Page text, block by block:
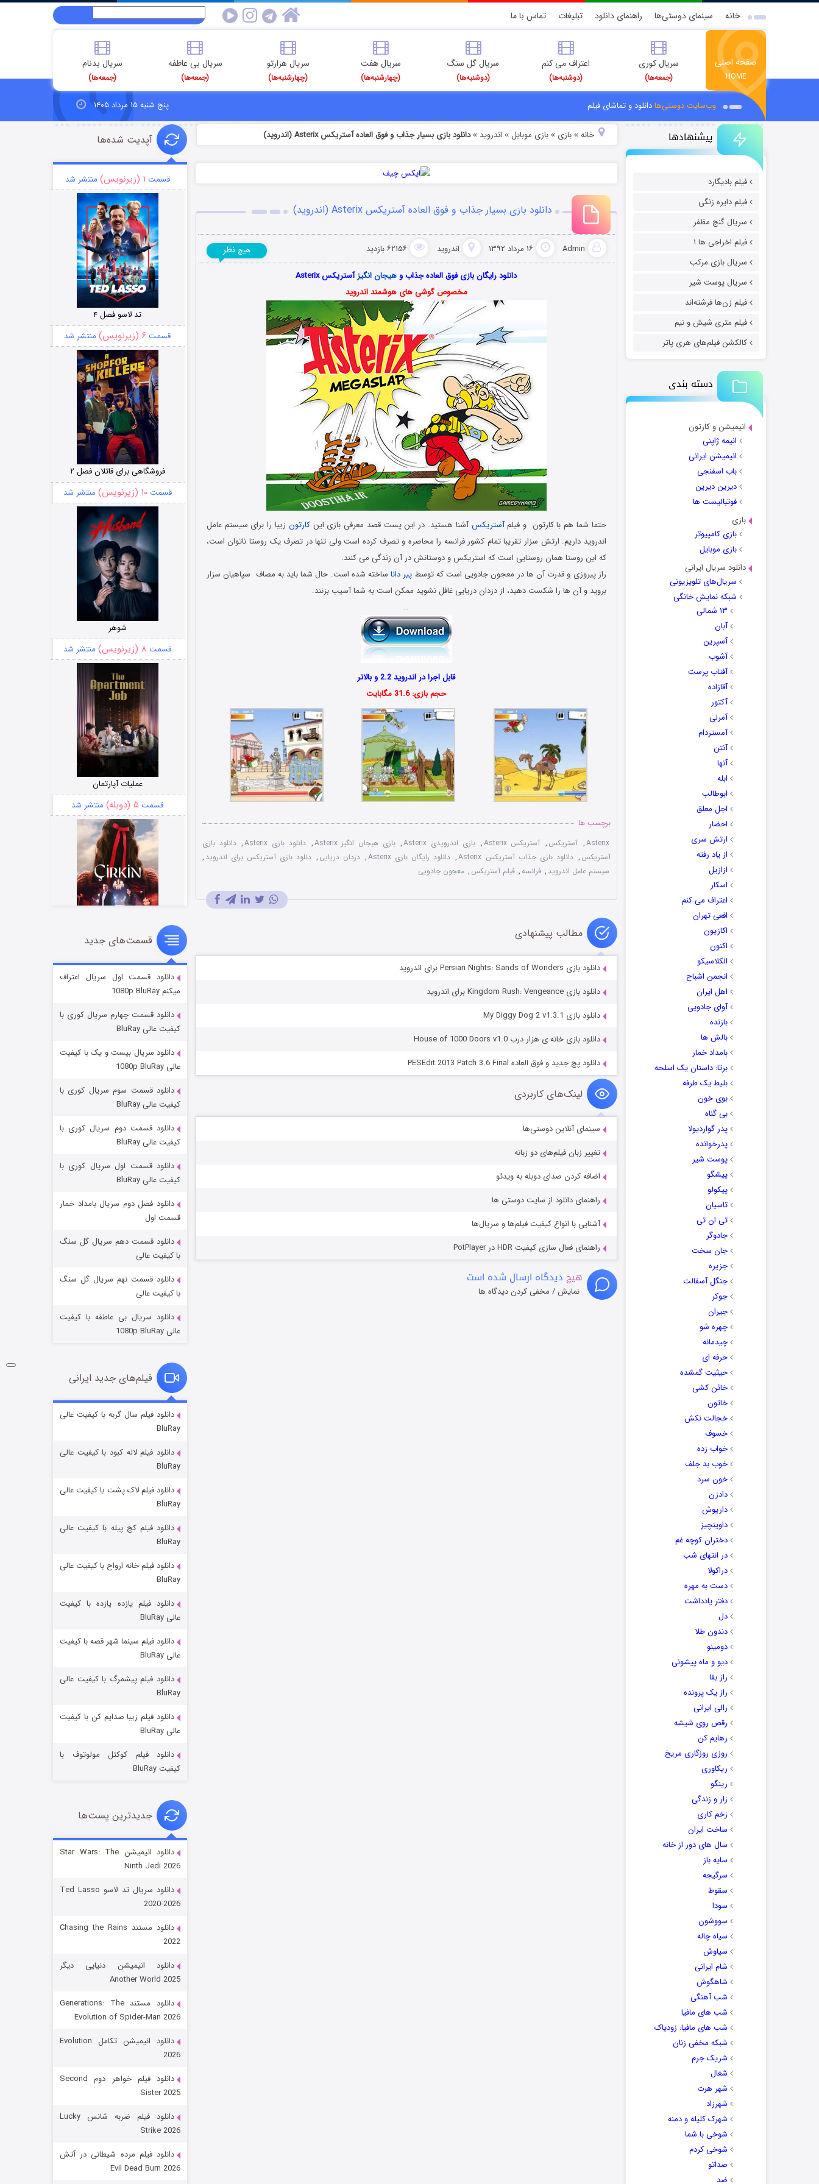
خانه سینمای دوستی‌ها راهنمای دانلود تبلیغات تماس با ما
صفحه اصلی
HOME
سریال کوری
(جمعه‌ها)
اعتراف می کنم
(دوشنبه‌ها)
سریال گل سنگ
(دوشنبه‌ها)
سریال هفت
(چهارشنبه‌ها)
سریال هزارتو
(چهارشنبه‌ها)
سریال بی عاطفه
(جمعه‌ها)
سریال بدنام
(جمعه‌ها)
وب‌سایت دوستی‌هادانلود و تماشای فیلم پنج شنبه ۱۵ مرداد ۱۴۰۵
پیشنهادها
فیلم بادیگارد
فیلم دایره زنگی
سریال گنج مظفر
فیلم اخراجی ها ۱
سریال بازی مرکب
سریال پوست شیر
فیلم زن‌ها فرشته‌اند
فیلم متری شیش و نیم
کالکشن فیلم‌های هری پاتر
دسته بندی
انیمیشن و کارتون
انیمه ژاپنی
انیمیشن ایرانی
باب اسفنجی
دیرین دیرین
فوتبالیست ها
بازی
بازی کامپیوتر
بازی موبایل
دانلود سریال ایرانی
سریال‌های تلویزیونی
شبکه نمایش خانگی
۱۳ شمالی
آبان
آسپرین
آشوب
آفتاب پرست
آقازاده
آکتور
آمرلی
آمستردام
آنتن
آنها
ابله
ابوطالب
اجل معلق
احضار
ارتش سری
از یاد رفته
ازازیل
اسکار
اعتراف می کنم
افعی تهران
اکازیون
اکنون
الکلاسیکو
انجمن اشباح
اهل ایران
آوای جادویی
بازنده
بالش ها
بامداد خمار
برتا: داستان یک اسلحه
بلیط یک‌‌ طرفه
بوی خون
بی گناه
پدر گواردیولا
پدرخوانده
پوست شیر
پیشگو
پیکولو
تاسیان
تی ان تی
جادوگر
جان سخت
جزیره
جنگل آسفالت
جوکر
جیران
چهره شو
چیدمانه
حرفه ای
حیثیت گمشده
خائن کشی
خاتون
خجالت نکش
خسوف
خواب زده
خوب بد جلف
خون سرد
دادزن
داریوش
داوینچیز
دختران کوچه غم
در انتهای شب
دراکولا
دست به مهره
دفتر یادداشت
دل
دندون طلا
دومینو
دیو و ماه پیشونی
راز بقا
راز یک پرونده
رالی ایرانی
رقص روی شیشه
رهایم کن
روزی روزگاری مریخ
ریکاوری
رینگو
زار و زندگی
زخم کاری
ساخت ایران
سال های دور از خانه
سایه باز
سرگیجه
سقوط
سودا
سووشون
سیاه چاله
سیاوش
شام ایرانی
شاهگوش
شب آهنگی
شب های مافیا
شب های مافیا: زودیاک
شبکه مخفی زنان
شریک جرم
شغال
شهر هرت
شهرزاد
شهرک کلیله و دمنه
شوخی با شما
شوخی کردم
صداتو
ضد
خانه» بازی » بازی موبایل » اندروید »دانلود بازی بسیار جذاب و فوق العاده آستریکس Asterix (اندروید)
دانلود بازی بسیار جذاب و فوق العاده آستریکس Asterix (اندروید)
Admin ۱۶ مرداد ۱۳۹۲ اندروید ۶۲۱۵۶ بازدید هیچ نظر
دانلود رایگان بازی فوق العاده جذاب و هیجان انگیزآستریکس Asterix
مخصوص گوشی های هوشمند اندروید
حتما شما هم با کارتون و فیلمآستریکسآشنا هستید. در این پست قصد معرفی بازی اینکارتون زیبا را برای سیستم عامل
اندروید داریم. ارتش سزار تقریبا تمام کشور فرانسه را محاصره و تصرف کرده است ولی تنها در تصرف یک روستا ناتوان است،
که این روستا همان روستایی است که استریکس و دوستانش در آن زندگی می کنند.
راز پیروزی و قدرت آن ها در معجون جادویی است که توسط پیر داناساخته شده است. حال شما باید به مصاف سپاهیان سزار
بروید و آن ها را شکست دهید، از دزدان دریایی غافل نشوید ممکن است به شما آسیب بزنند.
…
قابل اجرا در اندروید 2.2 و بالاتر
حجم بازی: 31.6 مگابایت
برچسب ها
Asterix
, آستریکس , آستریکس Asterix , بازی اندرویدی Asterix , بازی هیجان انگیز Asterix , دانلود بازی Asterix , دانلود بازی
آستریکس , دانلود بازی جذاب آستریکس Asterix , دانلود رایگان بازی Asterix , دزدان دریایی , دنلود بازی آستریکس برای اندروید ,
سیستم عامل اندروید , فرانسه, فیلم آستریکس , معجون جادویی
مطالب پیشنهادی
دانلود بازی Persian Nights: Sands of Wonders برای اندروید
دانلود بازی Kingdom Rush: Vengeance برای اندروید
دانلود بازی My Diggy Dog 2 v1.3.1
دانلود بازی خانه ی هزار درب House of 1000 Doors v1.0
دانلود پچ جدید و فوق العاده PESEdit 2013 Patch 3.6 Final
لینک‌های کاربردی
سینمای آنلاین دوستی‌ها
تغییر زبان فیلم‌های دو زبانه
اضافه کردن صدای دوبله به ویدئو
راهنمای دانلود از سایت دوستی ها
آشنایی با انواع کیفیت فیلم‌ها و سریال‌ها
راهنمای فعال سازی کیفیت HDR در PotPlayer
هیچ دیدگاه ارسال شده است
نمایش / مخفی کردن دیدگاه ها
آپدیت شده‌ها
قسمت ۱ (زیرنویس) منتشر شد
تد لاسو فصل ۴
قسمت ۶ (زیرنویس) منتشر شد
فروشگاهی برای قاتلان فصل ۲
قسمت۱۰ (زیرنویس) منتشر شد
شوهر
قسمت ۸ (زیرنویس) منتشر شد
عملیات آپارتمان
قسمت ۵ (دوبله) منتشر شد
سریال زشت
قسمت۲ (زیرنویس) منتشر شد
مردگان متحرک: شهر مرده ۳
شکست استوارت در نجات جهان
قسمت ۷ (زیرنویس) منتشر شد
شوگر فصل ۲
قسمت
خاندان اژدها فصل ۳
جادوگری در مغولستان
قسمت۶ (زیرنویس)
رویایی برای تو
قسمت
قسمت‌های جدید
دانلود قسمت اول سریال اعتراف
میکنم 1080p BluRay
دانلود قسمت چهارم سریال کوری با
کیفیت عالی BluRay
دانلود سریال بیست و یک با کیفیت
عالی 1080p BluRay
دانلود قسمت سوم سریال کوری با
کیفیت عالی BluRay
دانلود قسمت دوم سریال کوری با
کیفیت عالی BluRay
دانلود قسمت اول سریال کوری با
کیفیت عالی BluRay
دانلود فصل دوم سریال بامداد خمار
قسمت اول
دانلود قسمت دهم سریال گل سنگ
با کیفیت عالی
دانلود قسمت نهم سریال گل سنگ
با کیفیت عالی
دانلود سریال بی عاطفه با کیفیت
عالی 1080p BluRay
فیلم‌های جدید ایرانی
دانلود فیلم سال گربه با کیفیت عالی
BluRay
دانلود فیلم لاله کبود با کیفیت عالی
BluRay
دانلود فیلم لاک پشت با کیفیت عالی
BluRay
دانلود فیلم کج‌ پیله با کیفیت عالی
BluRay
دانلود فیلم خانه ارواح با کیفیت عالی
BluRay
دانلود فیلم یازده یازده با کیفیت
عالی BluRay
دانلود فیلم سینما شهر قصه با کیفیت
عالی BluRay
دانلود فیلم پیشمرگ با کیفیت عالی
BluRay
دانلود فیلم زیبا صدایم کن با کیفیت
عالی BluRay
دانلود فیلم کوکتل مولوتوف با
کیفیت BluRay
جدیدترین پست‌ها
دانلود انیمیشن Star Wars: The
Ninth Jedi 2026
دانلود سریال تد لاسو Ted Lasso
2020-2026
دانلود مستند Chasing the Rains
2022
دانلود انیمیشن دنیایی دیگر
Another World 2025
دانلود مستند Generations: The
Evolution of Spider-Man 2026
دانلود انیمیشن تکامل Evolution
2026
دانلود فیلم خواهر دوم Second
Sister 2025
دانلود فیلم ضربه شانس Lucky
Strike 2026
دانلود فیلم مرده شیطانی در آتش
Evil Dead Burn 2026